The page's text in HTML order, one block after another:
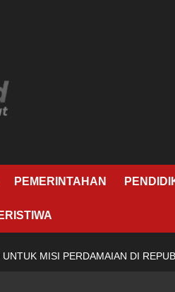
PEMERINTAHAN
MISI PERDAMAIAN DI